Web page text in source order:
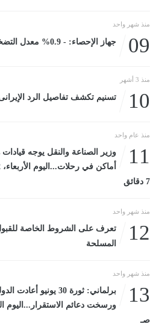
منذ شهر واحد
09 جهاز الإحصاء: - 0.9% معدل التضخم الشهرى لشهر يونيو 2026
منذ 3 أشهر
10 تسنيم تكشف تفاصيل الرد
منذ عام واحد
11
وزير الصناعة والنقل يوجه قيادات
7 دقائق
منذ شهر واحد
12
تعرف على الشروط الخاصة للقبول
المسلحة
منذ شهر واحد
13
برلماني: ثورة 30
صـ